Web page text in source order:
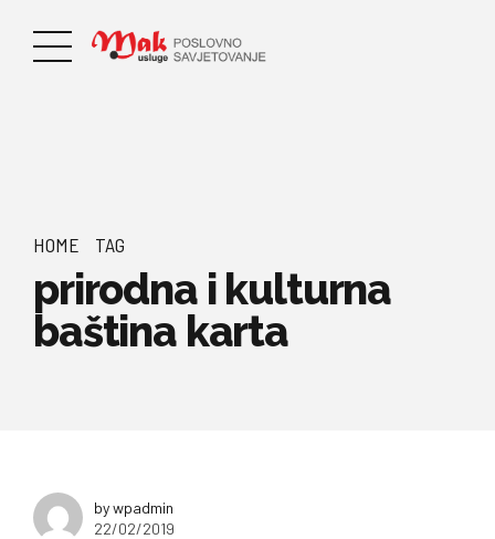
HOME TAG
prirodna i kulturna
baština karta
by wpadmin
22/02/2019